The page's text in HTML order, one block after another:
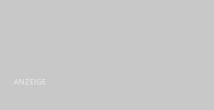
ANZEIGE